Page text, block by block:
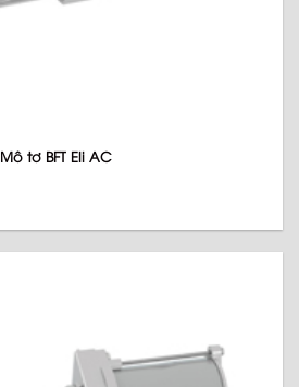
Mô tơ BFT Eli AC